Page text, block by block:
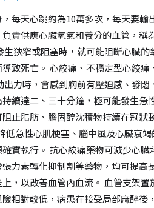
每天心跳約為10萬多次，每天要
責供應心臟氧氣和養分的血管，
生狹窄或阻塞時，就可能阻斷心臟
致死亡。 心絞痛、不穩定型心絞
出力時，會感到胸前有壓迫感、發
續達二、三十分鐘，極可能發生
止脂肪、膽固醇沈積物持續在冠
低急性心肌梗塞、腦中風及心臟衰
實執行。 抗心絞痛藥物可減少心
力素轉化抑制劑等藥物，均可提
，以改善血管內血流。 血管支架
相對較低，病患在接受局部麻醉